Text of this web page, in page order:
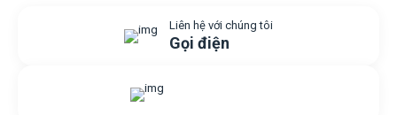
Liên hệ với chúng tôi
Gọi điện